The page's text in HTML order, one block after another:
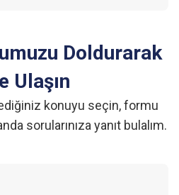
Doldurarak
Ulaşın
konuyu seçin, formu
sorularınıza yanıt bulalım.